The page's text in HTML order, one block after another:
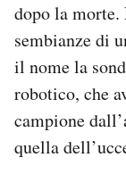
dopo la morte.
sembianze di
il nome la
robotico, che
campione
quella